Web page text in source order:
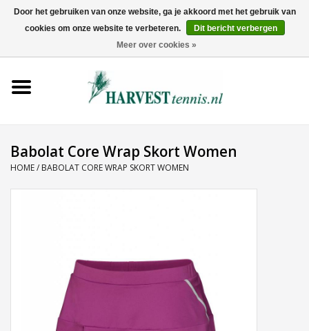
0 Artikelen - €0,00
Tenniskleding
Babolat Core Wrap Skort Women
HOME/ BABOLAT CORE WRAP SKORT WOMEN
Door het gebruiken van onze website, ga je akkoord met het gebruik van
cookies om onze website te verbeteren.
Dit bericht verbergen
Meer over cookies »